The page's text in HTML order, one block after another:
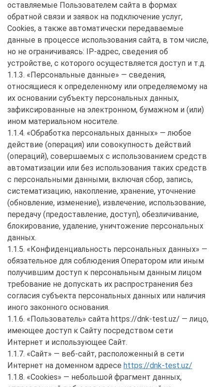
оставляемые Пользователем сайта в формах
обратной связи и заявок на подключение услуг,
Cookies, а также автоматически передаваемые
данные в процессе использования сайта, в том числе,
но не ограничиваясь: IP-адрес, сведения об
устройстве, с которого осуществляется доступ и т.д.
1.1.3. «Персональные данные» — сведения,
относящиеся к определенному или определяемому на
их основании субъекту персональных данных,
зафиксированные на электронном, бумажном и (или)
ином материальном носителе.
1.1.4. «Обработка персональных данных» — любое
действие (операция) или совокупность действий
(операций), совершаемых с использованием средств
автоматизации или без использования таких средств
с персональными данными, включая сбор, запись,
систематизацию, накопление, хранение, уточнение
(обновление, изменение), извлечение, использование,
передачу (предоставление, доступ), обезличивание,
блокирование, удаление, уничтожение персональных
данных.
1.1.5. «Конфиденциальность персональных данных» —
обязательное для соблюдения Оператором или иным
получившим доступ к персональным данным лицом
требование не допускать их распространения без
согласия субъекта персональных данных или наличия
иного законного основания.
1.1.6. «Пользователь» сайта https://dnk-test.uz/ — лицо,
имеющее доступ к Сайту посредством сети
Интернет и использующее Сайт.
1.1.7. «Сайт» — веб-сайт, расположенный в сети
Интернет на доменном адресе https://dnk-test.uz/
1.1.8. «Cookies» — небольшой фрагмент данных,